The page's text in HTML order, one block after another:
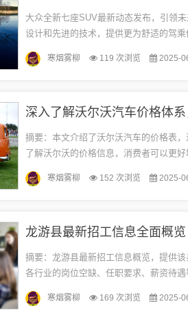
大众全新七座SUV最新动态发布，引领
设计和先进的技术，提供更为舒适的驾
家庭或朋友的出行需求，展现出强大的
寒烟雾柳 119 次浏览 2025-
深入了解沃尔沃汽车价格体
摘要：本文介绍了沃尔沃汽车的价格表
了解沃尔沃的价格信息，消费者可以更
点，为购车决策提供参考。沃尔沃以其
消...
寒烟雾柳 152 次浏览 2025-
龙游县最新招工信息全面概览
摘要：龙游县最新招工信息概览，提供
各行业的岗位空缺、任职要求、薪资待
径和参考。摘要字数在100-200字之间，
寒烟雾柳 169 次浏览 2025-